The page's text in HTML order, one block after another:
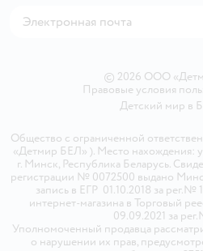
© 2026 ООО
Правовые условия
Детский мир в
Общество с ограниченной
«Детмир БЕЛ» ). Место нахождения:
г. Минск, Республика Беларусь.
регистрации № 0072500 выдано
запись в ЕГР 01.10.2018 за рег.№
интернет-магазина в Торговый
09.09.2021 за
Уполномоченный продавца
о нарушении их прав,